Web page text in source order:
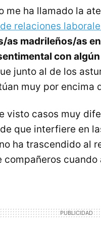
me ha llamado la
relaciones
as madrileños/as
con
junto al de los
muy por encima
visto casos muy
que interfiere en
ha trascendido al
compañeros